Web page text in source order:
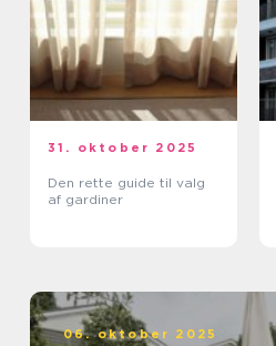
31. oktober 2025
Den rette guide til valg
af gardiner
06. oktober 2025